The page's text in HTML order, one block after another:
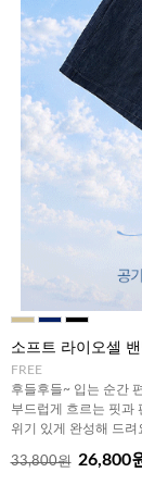
소프트 라이오셀
FREE
후들후들~ 입는 순간
부드럽게 흐르는 핏과
위기 있게 완성해 드려
33,800원 26,800